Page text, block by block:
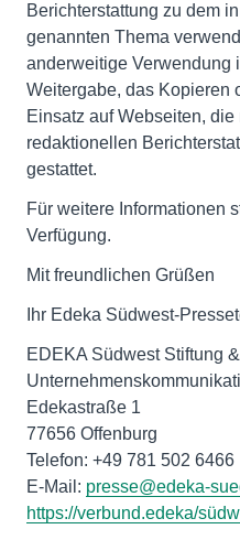
Berichterstattung zu dem
genannten Thema
anderweitige Verwendung
Weitergabe, das Kopieren
Einsatz auf Webseiten,
redaktionellen
gestattet.
Für weitere Informationen
Verfügung.
Mit freundlichen Grüßen
Ihr Edeka Südwest-
EDEKA Südwest Stiftung
Edekastraße 1
77656 Offenburg
Telefon: +49 781 502 6466
E-Mail: presse@edeka-
https://verbund.edeka/